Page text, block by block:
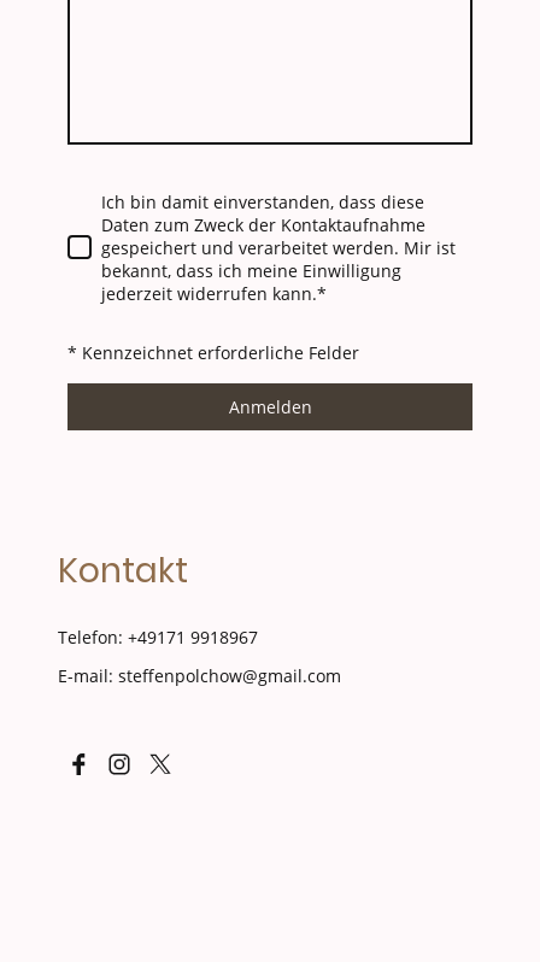
Ich bin damit einverstanden, dass diese
Daten zum Zweck der Kontaktaufnahme
gespeichert und verarbeitet werden. Mir ist
bekannt, dass ich meine Einwilligung
jederzeit widerrufen kann.*
* Kennzeichnet erforderliche Felder
Anmelden
Kontakt
Telefon: +49171 9918967
E-mail: steffenpolchow@gmail.com